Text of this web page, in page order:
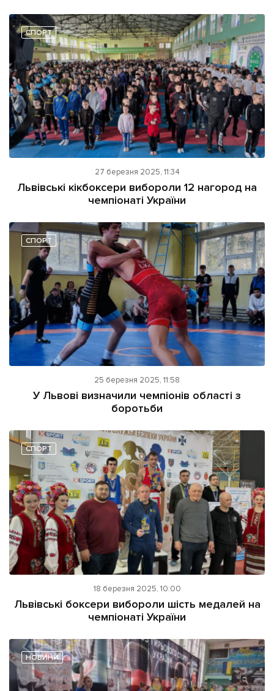
СПОРТ
27 березня 2025, 11:34
Львівські кікбоксери вибороли 12 нагород на
чемпіонаті України
СПОРТ
25 березня 2025, 11:58
У Львові визначили чемпіонів області з
боротьби
СПОРТ
18 березня 2025, 10:00
Львівські боксери вибороли шість медалей на
чемпіонаті України
НОВИНИ